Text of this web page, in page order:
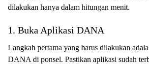
dilakukan hanya dalam hitungan menit.
1. Buka Aplikasi DANA
Langkah pertama yang harus dilakukan
DANA di ponsel. Pastikan aplikasi sudah